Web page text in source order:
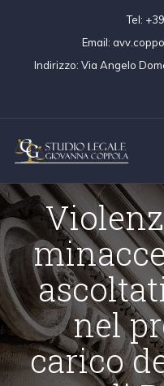
Tel:
Email:
Indirizzo: Via Angelo
nel
carico